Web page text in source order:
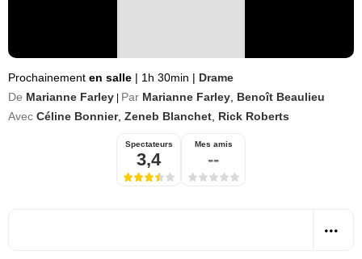
Prochainement en salle | 1h 30min | Drame
De Marianne Farley Par Marianne Farley Benoît Beaulieu
Avec Céline Bonnier, Zeneb Blanchet Rick Roberts
Spectateurs
3,4
Mes amis
--